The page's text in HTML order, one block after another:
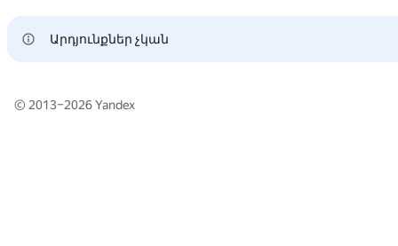
Արդյունքներ չկան
© 2013–2026Yandex